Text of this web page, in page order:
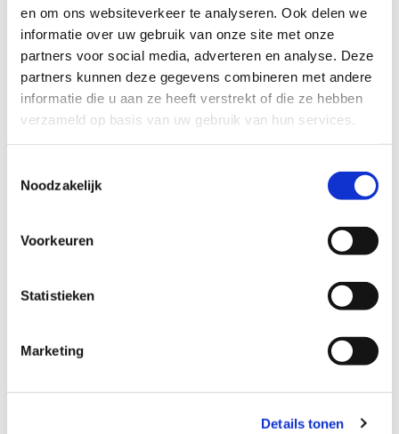
en om ons websiteverkeer te analyseren. Ook delen we
informatie over uw gebruik van onze site met onze
partners voor social media, adverteren en analyse. Deze
partners kunnen deze gegevens combineren met andere
informatie die u aan ze heeft verstrekt of die ze hebben
verzameld op basis van uw gebruik van hun services.
Noodzakelijk
Voorkeuren
Statistieken
Marketing
Details tonen
Het kind kan bijvoorbeeld gaan kokhalzen, spugen of zich
verslikken en zelfs voeding gaan afweren of weigeren.
Soms komt het voor dat een kind hierdoor een periode
afhankelijk is van sondevoeding.
De logopedist participeert bij het afbouwen van de
sondevoeding.
komt het soms ook voor dat oudere kinderen begeleiding
krijgen van een preverbaal logopedist in verband met eet-
Voordat een behandeling start, spreekt de preverbaal
logopedist uitvoerig met de ouder(s)/ verzorger(s) over het
de spierkracht en het gevoel in en rond de mond van het
kind. Daarna zal zij het eten en drinken observeren. Op basis
verzorger(s) beslist of behandeling gestart wordt en zo ja,